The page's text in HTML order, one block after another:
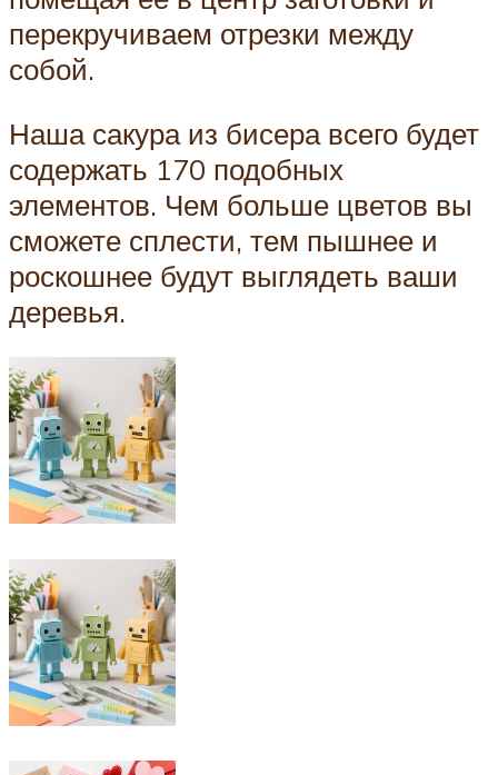
перекручиваем отрезки между
собой.
Наша сакура из бисера всего будет
содержать 170 подобных
элементов. Чем больше цветов вы
сможете сплести, тем пышнее и
роскошнее будут выглядеть ваши
деревья.